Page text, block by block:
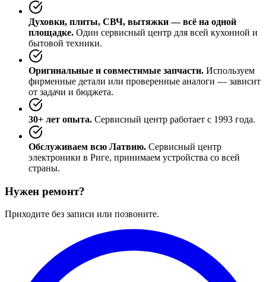
Духовки, плиты, СВЧ, вытяжки — всё на одной
площадке. Один сервисный центр для всей кухонной и
бытовой техники.
Оригинальные и совместимые запчасти. Используем
фирменные детали или проверенные аналоги — зависит
от задачи и бюджета.
30+ лет опыта. Сервисный центр работает с 1993 года.
Обслуживаем всю Латвию. Сервисный центр
электроники в Риге, принимаем устройства со всей
страны.
Нужен ремонт?
Приходите без записи или позвоните.